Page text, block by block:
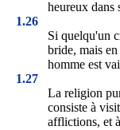
heureux dans
1.26
Si quelqu'un
bride, mais
homme est
1.27
La religion
consiste à
afflictions, et